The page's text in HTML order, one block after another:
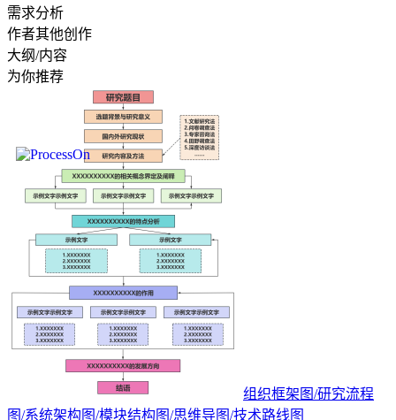
需求分析
作者其他创作
大纲/内容
为你推荐
组织框架图/研究流程
图/系统架构图/模块结构图/思维导图/技术路线图